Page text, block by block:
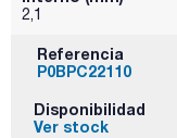
2,1
Referencia
P0BPC22110
Disponibilidad
Ver stock